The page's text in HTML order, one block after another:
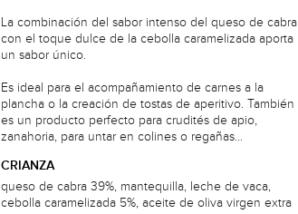
La combinación del sabor intenso del queso de cabra
con el toque dulce de la cebolla caramelizada aporta
un sabor único.
Es ideal para el acompañamiento de carnes a la
plancha o la creación de tostas de aperitivo. También
es un producto perfecto para crudités de apio,
zanahoria, para untar en colines o regañas...
CRIANZA
queso de cabra 39%, mantequilla, leche de vaca,
cebolla caramelizada 5%, aceite de oliva virgen extra